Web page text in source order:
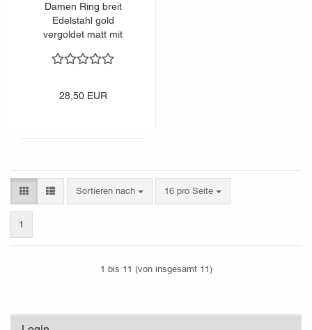
Damen Ring breit
Edelstahl gold
vergoldet matt mit
28,50 EUR
Sortieren nach
Sortieren nach 16 pro Seite
pro Seite
1
1 bis 11 (von insgesamt 11)